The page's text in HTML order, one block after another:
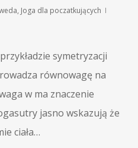
, Joga dla poczatkujących
symetryzacji
równowagę na
w ma znaczenie
jasno wskazują że
ciała…